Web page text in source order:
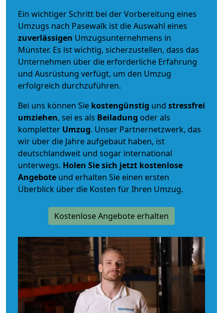
Ein wichtiger Schritt bei der Vorbereitung eines
Umzugs nach Pasewalk ist die Auswahl eines
zuverlässigen Umzugsunternehmens in
Münster. Es ist wichtig, sicherzustellen, dass das
Unternehmen über die erforderliche Erfahrung
und Ausrüstung verfügt, um den Umzug
erfolgreich durchzuführen.
Bei uns können Sie kostengünstig und stressfrei
umziehen, sei es als Beiladung oder als
kompletter Umzug. Unser Partnernetzwerk, das
wir über die Jahre aufgebaut haben, ist
deutschlandweit und sogar international
unterwegs. Holen Sie sich jetzt kostenlose
Angebote und erhalten Sie einen ersten
Überblick über die Kosten für Ihren Umzug.
Kostenlose Angebote erhalten